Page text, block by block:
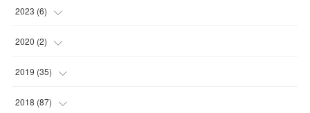
(( )
(
(3
( )
( )
(2
(1
2023 (6)
( )
(1
(3
2020 (2)
(1
(1
2019 (35)
(2
2018 (87)